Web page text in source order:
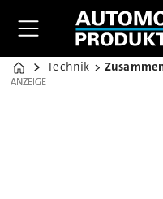
Home
Technik
ANZEIGE
ANZEIGE